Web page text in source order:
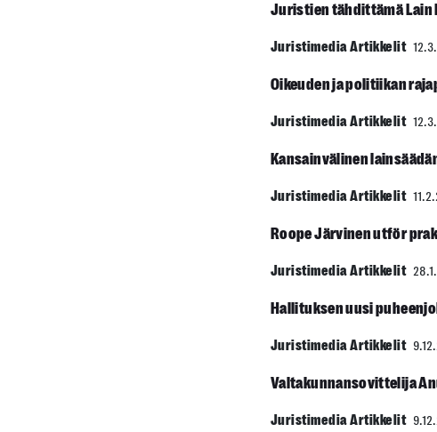
Juristien tähdittämä Lain
Juristimedia Artikkelit
Oikeuden ja politiikan
Juristimedia Artikkelit
Kansainvälinen
Juristimedia Artikkelit
Roope Järvinen utför
Juristimedia Artikkelit
Hallituksen uusi
Juristimedia Artikkelit
Valtakunnan­sovittelija
Juristimedia Artikkelit